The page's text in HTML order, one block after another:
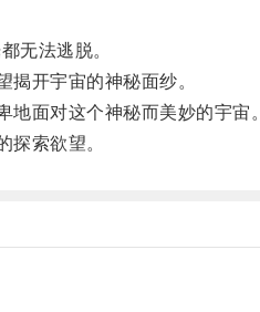
无法逃脱。
开宇宙的神秘面纱。
面对这个神秘而美妙的宇宙。
索欲望。